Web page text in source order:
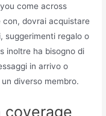
come across
con, dovrai acquistare
suggerimenti regalo o
inoltre ha bisogno di
in arrivo o
diverso membro.
coverage